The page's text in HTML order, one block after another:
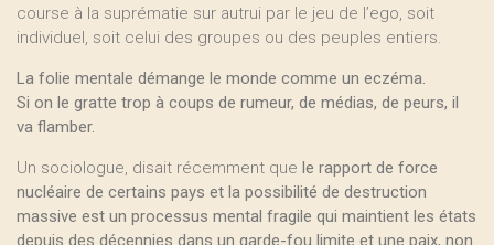
course à la suprématie sur autrui par le jeu de l’ego, soit
individuel, soit celui des groupes ou des peuples entiers.
La folie mentale démange le monde comme un eczéma.
Si on le gratte trop à coups de rumeur, de médias, de peurs, il
va flamber.
Un sociologue, disait récemment que le rapport de force
nucléaire de certains pays et la possibilité de destruction
massive est un processus mental fragile qui maintient les états
depuis des décennies dans un garde-fou limite et une paix, non